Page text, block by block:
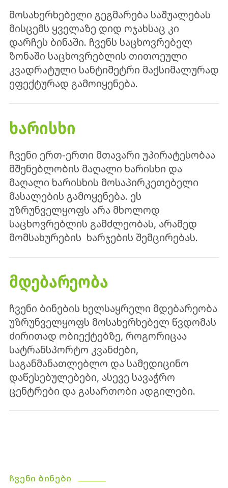
მოსახერხებელი გეგმარება საშუალებას
მისცემს ყველაზე დიდ ოჯახსაც კი
დარჩეს ბინაში. ჩვენს საცხოვრებელ
ზონაში საცხოვრებლის თითოეული
კვადრატული სანტიმეტრი მაქსიმალურად
ეფექტურად გამოიყენება.
ᲮᲐᲠᲘᲡᲮᲘ
ჩვენი ერთ-ერთი მთავარი უპირატესობაა
მშენებლობის მაღალი ხარისხი და
მაღალი ხარისხის მოსაპირკეთებელი
მასალების გამოყენება. ეს
უზრუნველყოფს არა მხოლოდ
საცხოვრებლის გამძლეობას, არამედ
მომსახურების ხარჯების შემცირებას.
ᲛᲓᲔᲑᲐᲠᲔᲝᲑᲐ
ჩვენი ბინების ხელსაყრელი მდებარეობა
უზრუნველყოფს მოსახერხებელ წვდომას
ძირითად ობიექტებზე, როგორიცაა
სატრანსპორტო კვანძები,
საგანმანათლებლო და სამედიცინო
დაწესებულებები, ასევე სავაჭრო
ცენტრები და გასართობი ადგილები.
ᲩᲕᲔᲜᲘ ᲑᲘᲜᲔᲑᲘ